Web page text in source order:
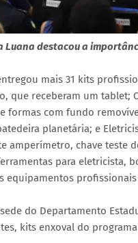
Luana destacou a
mais 31 kits
que receberam um
formas com fundo
planetária; e
amperímetro, chave teste
para eletricista,
profissionais
do Departamento
kits enxoval do